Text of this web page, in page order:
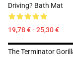
Driving? Bath Mat
19,78 € - 25,30 €
The Terminator